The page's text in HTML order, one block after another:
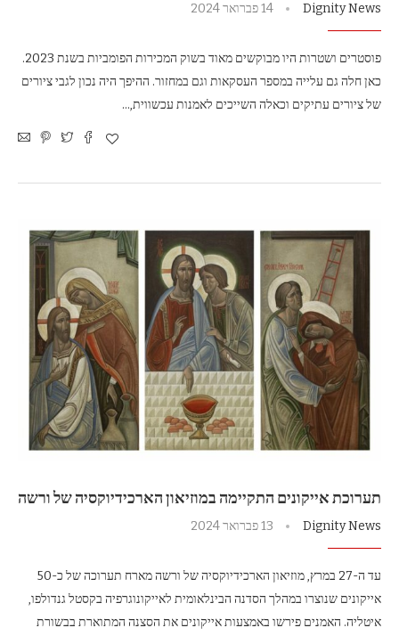
Dignity News 14 פברואר 2024
פוסטרים ושטרות היו מבוקשים מאוד בשוק המכירות הפומביות בשנת 2023.
כאן חלה גם עלייה במספר העסקאות וגם במחזור. ההיפך היה נכון לגבי ציורים
של ציורים עתיקים וכאלה השייכים לאמנות עכשווית,…
תערוכת אייקונים התקיימה במוזיאון הארכידיוקסיה של ורשה
Dignity News 13 פברואר 2024
עד ה-27 במרץ, מוזיאון הארכידיוקסיה של ורשה מארח תערוכה של כ-50
אייקונים שנוצרו במהלך הסדנה הבינלאומית לאייקונוגרפיה בקסטל גנדולפו,
איטליה. האמנים פירשו באמצעות אייקונים את הסצנה המתוארת בבשורת